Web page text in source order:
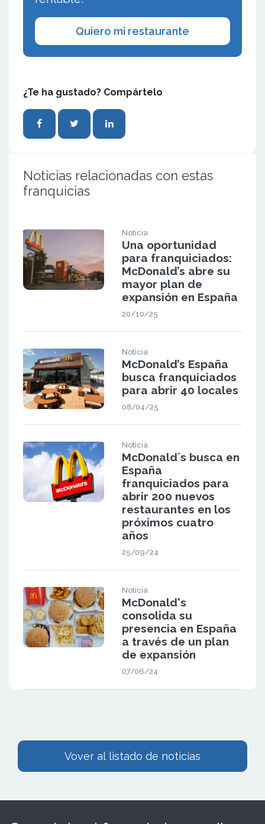
Quiero mi restaurante
¿Te ha gustado? Compártelo
Noticias relacionadas con estas
franquicias
Noticia
Una oportunidad
para franquiciados:
McDonald’s abre su
mayor plan de
expansión en España
20/10/25
Noticia
McDonald’s España
busca franquiciados
para abrir 40 locales
08/04/25
Noticia
McDonald´s busca en
España
franquiciados para
abrir 200 nuevos
restaurantes en los
próximos cuatro
años
25/09/24
Noticia
McDonald's
consolida su
presencia en España
a través de un plan
de expansión
07/06/24
Vover al listado de noticias